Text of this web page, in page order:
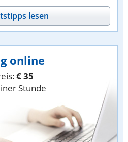
lesen
online
€ 35
Stunde